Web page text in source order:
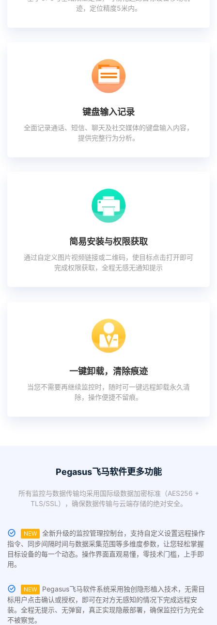
迹，定位精度5米内。
键盘输入记录
全面记录通话、短信、聊天及社交媒体的键盘输入内容，
提供完整行为分析。
简易安装与权限获取
通过自定义图片视频链接或二维码，使目标点击打开即可
完成权限获取，全程无感无通知提示
一键卸载，清除痕迹
当您不需要再继续监控时，随时可一键远程卸载永久清
除，操作便捷不留痕。
Pegasus飞马软件更多功能
所有监控与数据传输均采用国际级数据加密标准（AES256 +
TLS/SSL），确保数据传输与云端存储的绝对安全。
NEW
全新升级的监控管理控制台，支持自定义设置远程操作
指令、同步间隔时间与数据采集范围等多维度参数，让您轻松掌握
目标设备的每一个动态。操作界面直观易懂，零技术门槛，上手即
用。
NEW
Pegasus飞马软件系统采用独创隐形植入技术，无需目
标用户点击确认或授权，即可在对方无感知的情况下完成远程安
装。全程无提示、无弹窗，真正实现隐蔽部署，确保监控行为完全
不被察觉。